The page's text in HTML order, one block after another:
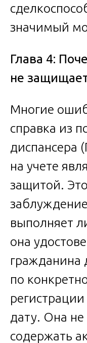
значимый
Глава 4:
не
Многие
справка из
диспансера
на учете
защитой.
выполняет
она
гражданина
по
дату. Она
содержать